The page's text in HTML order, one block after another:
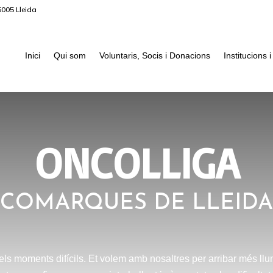
Lleida
Inici Qui som Voluntaris, Socis i Donacions Institucions
ONCOLLIGA
COMARQUES DE LLEIDA
moments difícils. Et volem amb nosaltres per arribar més